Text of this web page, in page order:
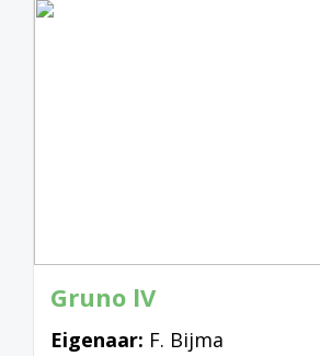
Gruno lV
Eigenaar: F. Bijma